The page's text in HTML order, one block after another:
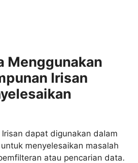
Menggunakan
Irisan
dapat digunakan dalam
menyelesaikan masalah
atau pencarian data.